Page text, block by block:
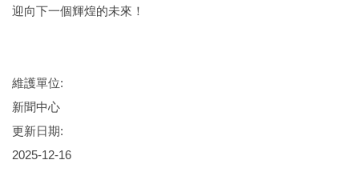
迎向下一個輝煌的未來！
維護單位:
新聞中心
更新日期:
2025-12-16